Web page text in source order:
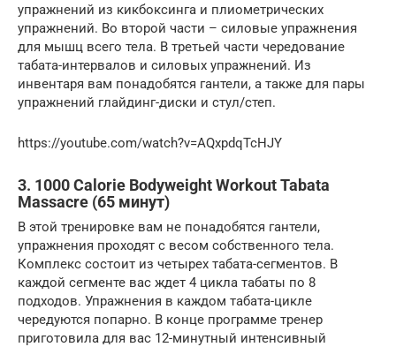
упражнений из кикбоксинга и плиометрических
упражнений. Во второй части – силовые упражнения
для мышц всего тела. В третьей части чередование
табата-интервалов и силовых упражнений. Из
инвентаря вам понадобятся гантели, а также для пары
упражнений глайдинг-диски и стул/степ.
https://youtube.com/watch?v=AQxpdqTcHJY
3. 1000 Calorie Bodyweight Workout Tabata
Massacre (65 минут)
В этой тренировке вам не понадобятся гантели,
упражнения проходят с весом собственного тела.
Комплекс состоит из четырех табата-сегментов. В
каждой сегменте вас ждет 4 цикла табаты по 8
подходов. Упражнения в каждом табата-цикле
чередуются попарно. В конце программе тренер
приготовила для вас 12-минутный интенсивный